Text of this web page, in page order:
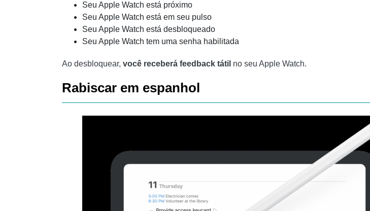
Seu Apple Watch está próximo
Seu Apple Watch está em seu pulso
Seu Apple Watch está desbloqueado
Seu Apple Watch tem uma senha habilitada
Ao desbloquear, você receberá feedback tátil no seu Apple Watch.
Rabiscar em espanhol